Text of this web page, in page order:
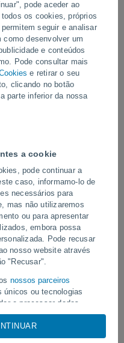
pode aceder ao
os cookies, próprios
seguir e analisar
como desenvolver um
e conteúdos
Pode consultar mais
e retirar o seu
clicando no botão
parte inferior da nossa
a cookie
pode continuar a
caso, informamo-lo de
necessários para
mas não utilizaremos
ou para apresentar
embora possa
Pode recusar
nosso website através
"Recusar".
nossos parceiros
únicos ou tecnologias
e processar dados
sitio Web, endereços
que alguns
seus dados pessoais com
fortes atingiu
emergência a atender
árvores caídas, ruas
águas. O trânsito foi
de transporte público
Tornados e chuvas
Pelotas, Brasil.